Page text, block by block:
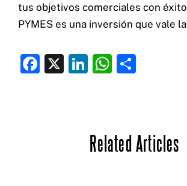
tus objetivos comerciales con éxito.
PYMES es una inversión que vale
F
X
Li
dI
W
A ar
Related Articles